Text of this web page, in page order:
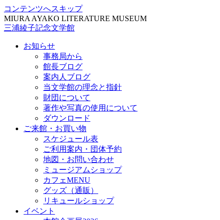
コンテンツへスキップ
MIURA AYAKO LITERATURE MUSEUM
三浦綾子記念文学館
お知らせ
事務局から
館長ブログ
案内人ブログ
当文学館の理念と指針
財団について
著作や写真の使用について
ダウンロード
ご来館・お買い物
スケジュール表
ご利用案内・団体予約
地図・お問い合わせ
ミュージアムショップ
カフェMENU
グッズ（通販）
リキュールショップ
イベント